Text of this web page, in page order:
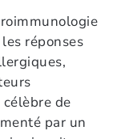
réponses
de
par un